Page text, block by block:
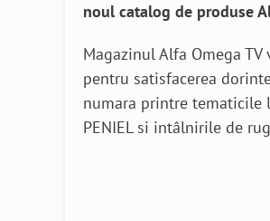
noul catalog de produse
Magazinul Alfa Omega
pentru satisfacerea
numara printre tematicile
PENIEL si intâlnirile de